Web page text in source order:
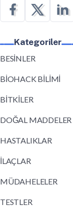
Kategoriler
BESİNLER
BİOHACK BİLİMİ
BİTKİLER
DOĞAL MADDELER
HASTALIKLAR
İLAÇLAR
MÜDAHELELER
TESTLER